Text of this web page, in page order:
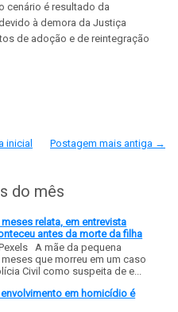
cenário é resultado da
à demora da Justiça
de adoção e de reintegração
Postagem mais antiga →
inicial
do mês
relata, em entrevista
antes da morte da filha
A mãe da pequena
que morreu em um caso
Civil como suspeita de e...
em homicídio é